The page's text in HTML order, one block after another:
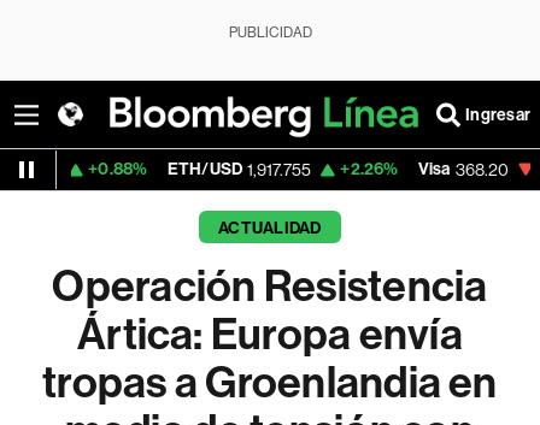
PUBLICIDAD
Ingresar
ETH/USD 1,917.755 +2.26% Visa 368.20 -0.38%
ACTUALIDAD
Operación Resistencia
Ártica: Europa envía
tropas a Groenlandia en